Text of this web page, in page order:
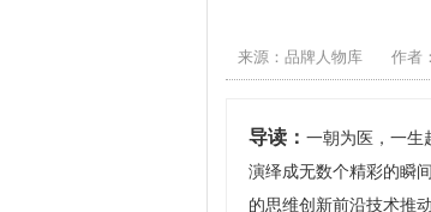
来源：品牌人物库 作者
导读： 一朝为医，一生
演绎成无数个精彩的瞬
的思维创新前沿技术推